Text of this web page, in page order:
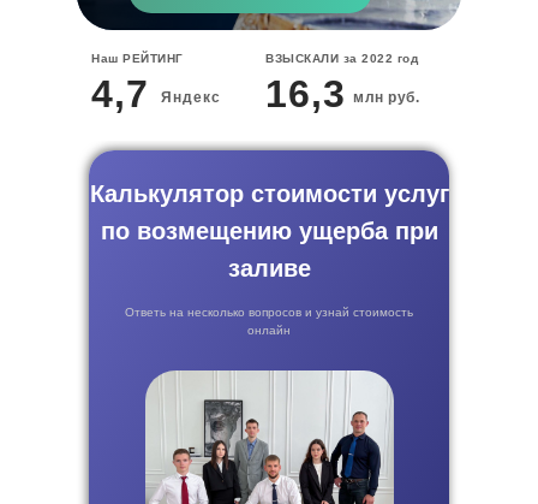
Наш РЕЙТИНГ ВЗЫСКАЛИ за 2022 год
16,3 млн руб.
Яндекс
4,7
Ответь на несколько вопросов и узнай стоимость
онлайн
Калькулятор стоимости услуг
по возмещению ущерба при
заливе